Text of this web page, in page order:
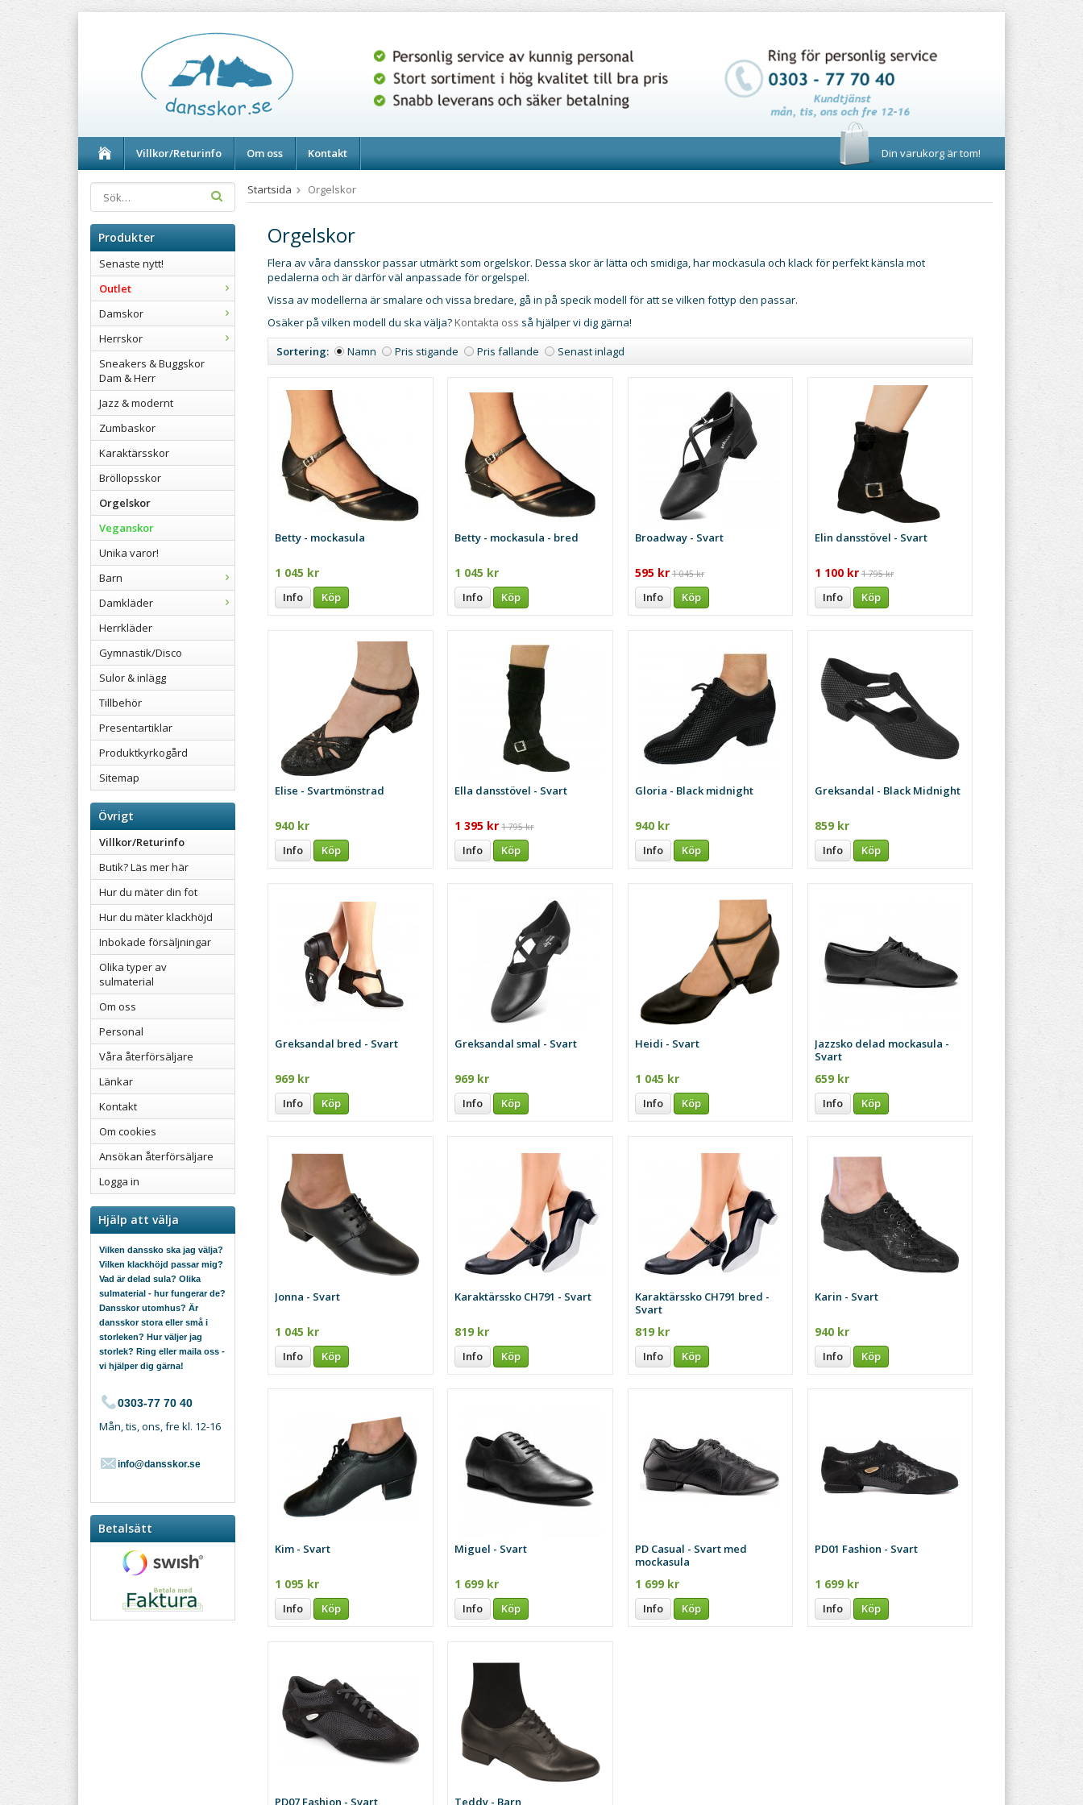
Villkor/Returinfo Om oss Kontakt Din varukorg är tom!
Produkter
Senaste nytt!
Outlet
Damskor
Herrskor
Sneakers & Buggskor
Dam & Herr
Jazz & modernt
Zumbaskor
Karaktärsskor
Bröllopsskor
Orgelskor
Veganskor
Unika varor!
Barn
Damkläder
Herrkläder
Gymnastik/Disco
Sulor & inlägg
Tillbehör
Presentartiklar
Produktkyrkogård
Sitemap
Övrigt
Villkor/Returinfo
Butik? Läs mer här
Hur du mäter din fot
Hur du mäter klackhöjd
Inbokade försäljningar
Olika typer av
sulmaterial
Om oss
Personal
Våra återförsäljare
Länkar
Kontakt
Om cookies
Ansökan återförsäljare
Logga in
Hjälp att välja
Vilken danssko ska jag välja?
Vilken klackhöjd passar mig?
Vad är delad sula? Olika
sulmaterial - hur fungerar de?
Dansskor utomhus? Är
dansskor stora eller små i
storleken? Hur väljer jag
storlek? Ring eller maila oss -
vi hjälper dig gärna!
0303-77 70 40
Mån, tis, ons, fre kl. 12-16
info@dansskor.se
Betalsätt
Startsida Orgelskor
Orgelskor
Flera av våra dansskor passar utmärkt som orgelskor. Dessa skor är lätta och smidiga, har mockasula och klack för perfekt känsla mot
pedalerna och är därför väl anpassade för orgelspel.
Vissa av modellerna är smalare och vissa bredare, gå in på specik modell för att se vilken fottyp den passar.
Osäker på vilken modell du ska välja? Kontakta oss så hjälper vi dig gärna!
Sortering:
Namn Pris stigande Pris fallande Senast inlagd
Betty - mockasula
1 045 kr
Info Köp
Betty - mockasula - bred
1 045 kr
Info Köp
Broadway - Svart
595 kr 1 045 kr
Info Köp
Elin dansstövel - Svart
1 100 kr 1 795 kr
Info Köp
Elise - Svartmönstrad
940 kr
Info Köp
Ella dansstövel - Svart
1 395 kr 1 795 kr
Info Köp
Gloria - Black midnight
940 kr
Info Köp
Greksandal - Black Midnight
859 kr
Info Köp
Greksandal bred - Svart
969 kr
Info Köp
Greksandal smal - Svart
969 kr
Info Köp
Heidi - Svart
1 045 kr
Info Köp
Jazzsko delad mockasula -
Svart
659 kr
Info Köp
Jonna - Svart
1 045 kr
Info Köp
Karaktärssko CH791 - Svart
819 kr
Info Köp
Karaktärssko CH791 bred -
Svart
819 kr
Info Köp
Karin - Svart
940 kr
Info Köp
Kim - Svart
1 095 kr
Info Köp
Miguel - Svart
1 699 kr
Info Köp
PD Casual - Svart med
mockasula
1 699 kr
Info Köp
PD01 Fashion - Svart
1 699 kr
Info Köp
PD07 Fashion - Svart Teddy - Barn